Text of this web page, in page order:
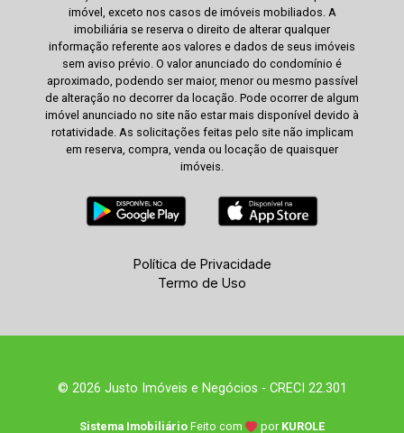
imóvel, exceto nos casos de imóveis mobiliados. A
imobiliária se reserva o direito de alterar qualquer
informação referente aos valores e dados de seus imóveis
sem aviso prévio. O valor anunciado do condomínio é
aproximado, podendo ser maior, menor ou mesmo passível
de alteração no decorrer da locação. Pode ocorrer de algum
imóvel anunciado no site não estar mais disponível devido à
rotatividade. As solicitações feitas pelo site não implicam
em reserva, compra, venda ou locação de quaisquer
imóveis.
Política de Privacidade
Termo de Uso
© 2026 Justo Imóveis e Negócios - CRECI 22.301
Sistema Imobiliário Feito com por KUROLE